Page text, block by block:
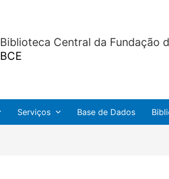
Biblioteca Central da Fundação
BCE
Serviços Base de Dados